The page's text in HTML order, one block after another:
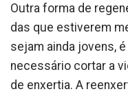
Outra forma de
das que estiverem
sejam ainda jovens,
necessário cortar a
de enxertia. A